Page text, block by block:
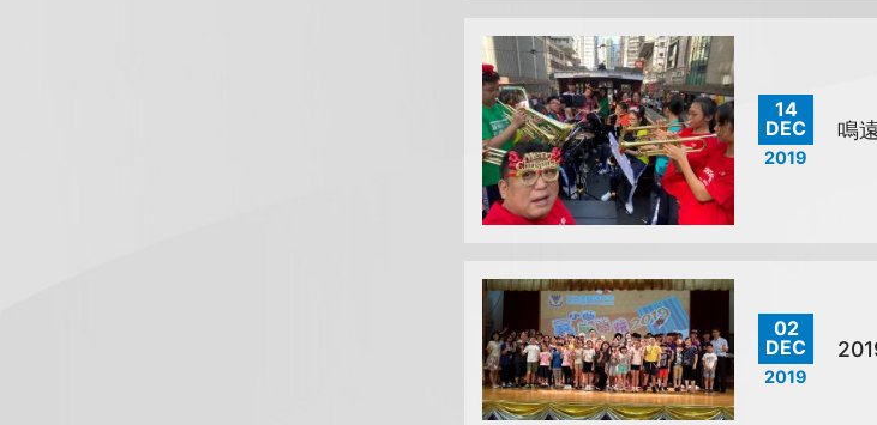
14
DEC
2019
鳴
02
DEC
2019